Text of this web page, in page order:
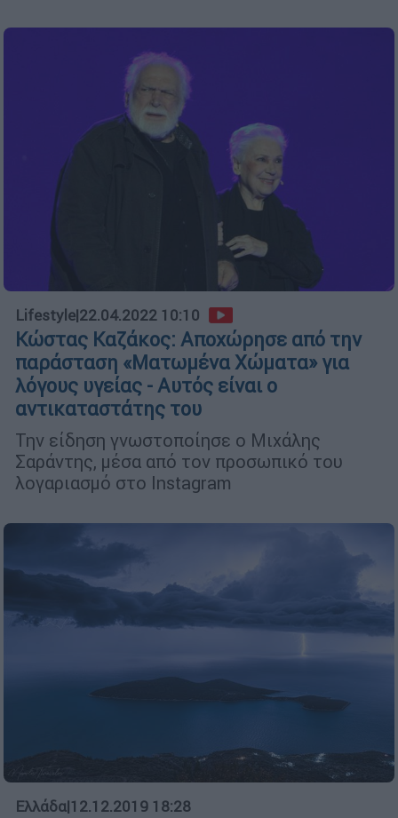
Lifestyle|22.04.2022 10:10
Κώστας Καζάκος: Αποχώρησε από την
παράσταση «Ματωμένα Χώματα» για
λόγους υγείας - Αυτός είναι ο
αντικαταστάτης του
Την είδηση γνωστοποίησε ο Μιχάλης
Σαράντης, μέσα από τον προσωπικό του
λογαριασμό στο Instagram
Ελλάδα|12.12.2019 18:28